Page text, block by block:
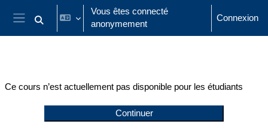
Passer au contenu principal
Panneau latéral
Activer/désactiver la saisie de recherche
Vous êtes connecté
anonymement
Connexion
Ce cours n’est actuellement pas disponible pour les étudiants
Continuer